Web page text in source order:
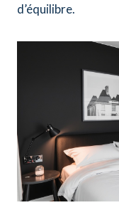
d’équilibre.